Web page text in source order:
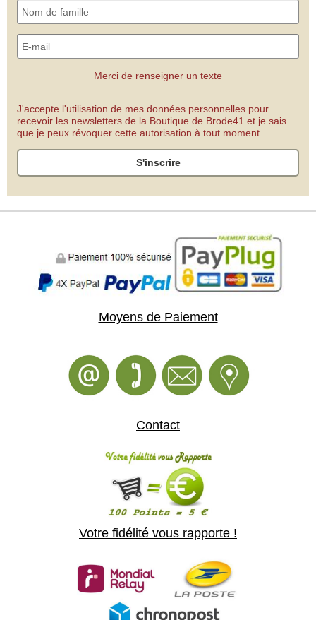
Merci de renseigner un texte
J'accepte l'utilisation de mes données personnelles pour
recevoir les newsletters de la Boutique de Brode41 et je sais
que je peux révoquer cette autorisation à tout moment.
S'inscrire
Moyens de Paiement
Contact
Votre fidélité vous rapporte !